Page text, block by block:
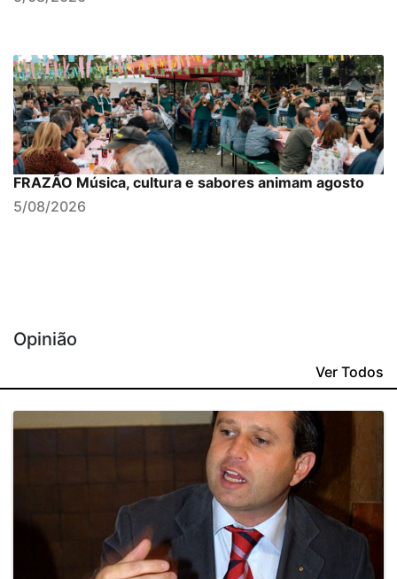
FRAZÃO Música, cultura e sabores animam agosto
5/08/2026
Opinião
Ver Todos